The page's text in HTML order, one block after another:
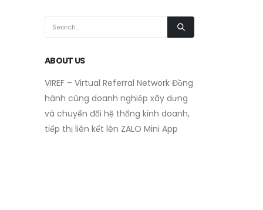
ABOUT US
VIREF – Virtual Referral Network Đồng
hành cùng doanh nghiệp xây dựng
và chuyển đổi hệ thống kinh doanh,
tiếp thị liên kết lên ZALO Mini App